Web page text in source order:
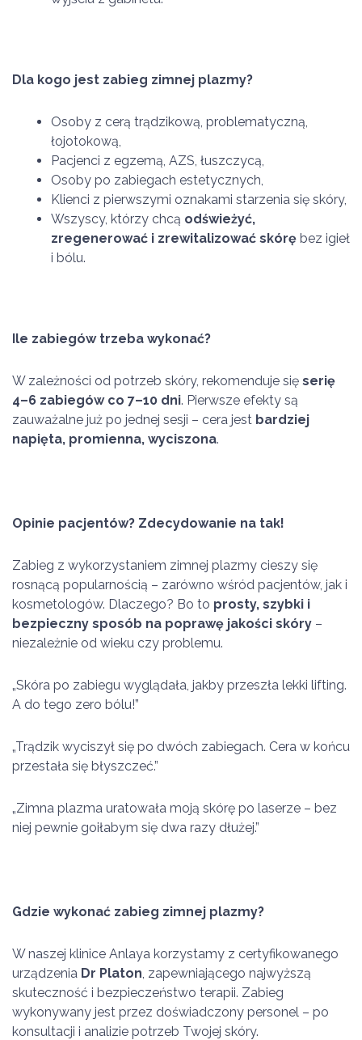
Dla kogo jest zabieg zimnej plazmy?
Osoby z cerą trądzikową, problematyczną,
łojotokową,
Pacjenci z egzemą, AZS, łuszczycą,
Osoby po zabiegach estetycznych,
Klienci z pierwszymi oznakami starzenia się skóry,
Wszyscy, którzy chcą odświeżyć,
zregenerować i zrewitalizować skórę bez igieł
i bólu.
Ile zabiegów trzeba wykonać?
W zależności od potrzeb skóry, rekomenduje się serię
4–6 zabiegów co 7–10 dni. Pierwsze efekty są
zauważalne już po jednej sesji – cera jest bardziej
napięta, promienna, wyciszona.
Opinie pacjentów? Zdecydowanie na tak!
Zabieg z wykorzystaniem zimnej plazmy cieszy się
rosnącą popularnością – zarówno wśród pacjentów, jak i
kosmetologów. Dlaczego? Bo to prosty, szybki i
bezpieczny sposób na poprawę jakości skóry –
niezależnie od wieku czy problemu.
„Skóra po zabiegu wyglądała, jakby przeszła lekki lifting.
A do tego zero bólu!”
„Trądzik wyciszył się po dwóch zabiegach. Cera w końcu
przestała się błyszczeć.”
„Zimna plazma uratowała moją skórę po laserze – bez
niej pewnie goiłabym się dwa razy dłużej.”
Gdzie wykonać zabieg zimnej plazmy?
W naszej klinice Anlaya korzystamy z certyfikowanego
urządzenia Dr Platon , zapewniającego najwyższą
skuteczność i bezpieczeństwo terapii. Zabieg
wykonywany jest przez doświadczony personel – po
konsultacji i analizie potrzeb Twojej skóry.